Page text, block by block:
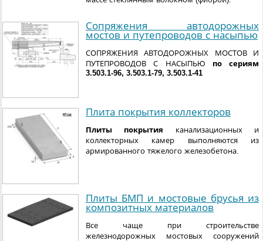
Сопряжения автодорожных
мостов и путепроводов с насыпью
СОПРЯЖЕНИЯ АВТОДОРОЖНЫХ МОСТОВ И
ПУТЕПРОВОДОВ С НАСЫПЬЮ по сериям
3.503.1-96, 3.503.1-79, 3.503.1-41
Плита покрытия коллекторов
Плиты покрытия канализационных и
коллекторных камер выполняются из
армированного тяжелого железобетона.
Плиты БМП и мостовые брусья из
композитных материалов
Все чаще при строительстве
железнодорожных мостовых сооружений